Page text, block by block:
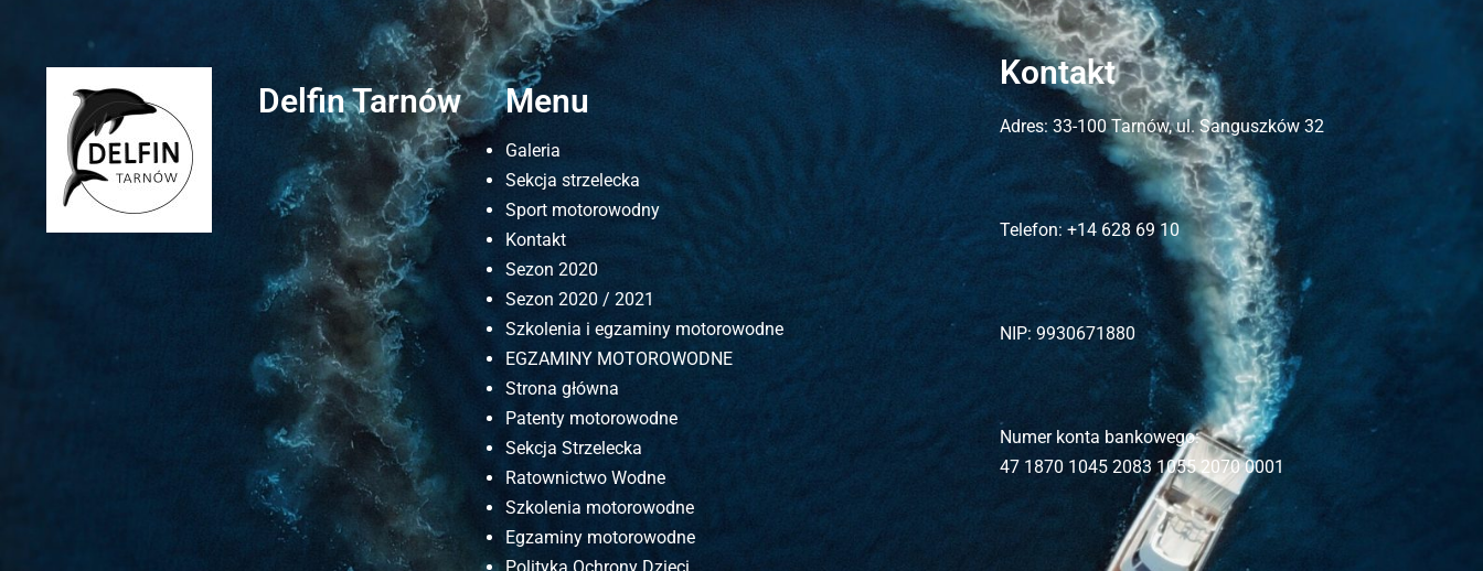
Delfin Tarnów Menu
Galeria
Sekcja strzelecka
Sport motorowodny
Kontakt
Sezon 2020
Sezon 2020 / 2021
Szkolenia i egzaminy motorowodne
EGZAMINY MOTOROWODNE
Strona główna
Patenty motorowodne
Sekcja Strzelecka
Ratownictwo Wodne
Szkolenia motorowodne
Egzaminy motorowodne
Kontakt
Adres: 33-100 Tarnów, ul. Sanguszków 32
Telefon: +14 628 69 10
NIP: 9930671880
Numer konta bankowego:
47 1870 1045 2083 1055 2070 0001